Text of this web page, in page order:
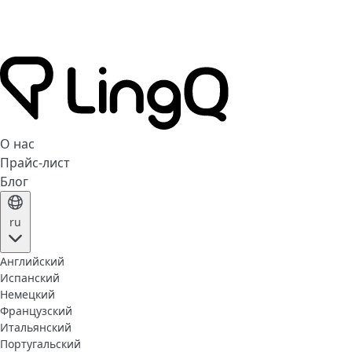
О нас
Прайс-лист
Блог
ru
Английский
Испанский
Немецкий
Французский
Итальянский
Португальский